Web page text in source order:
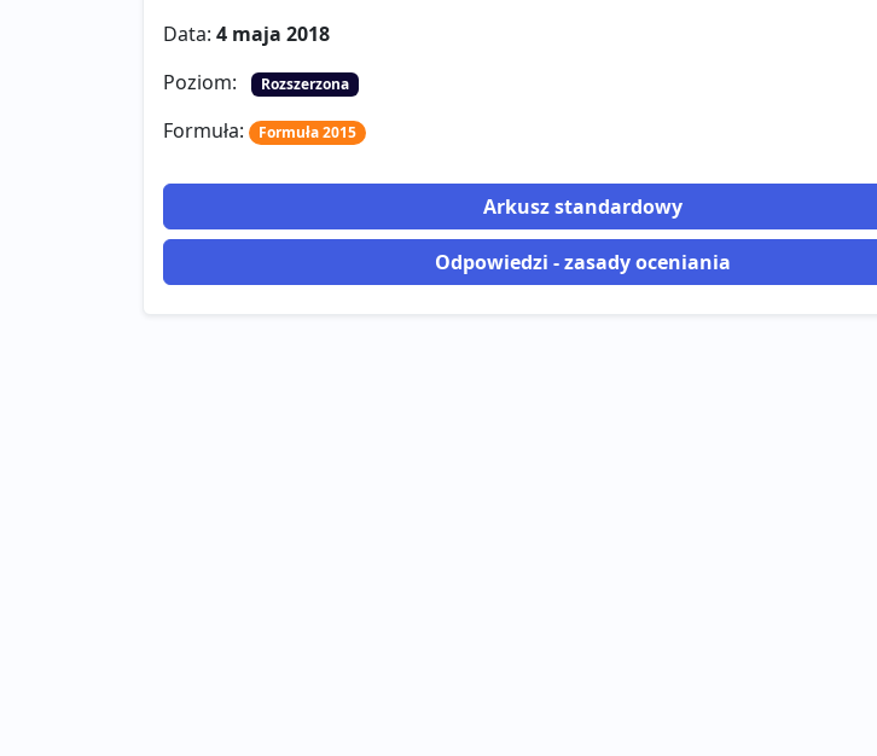
Data: 4 maja 2018
Poziom:
Rozszerzona
Formuła: Formuła 2015
Arkusz standardowy
Odpowiedzi - zasady oceniania